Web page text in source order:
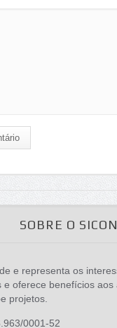
SOBRE O
e representa os
e oferece benefícios aos
projetos.
0001-52